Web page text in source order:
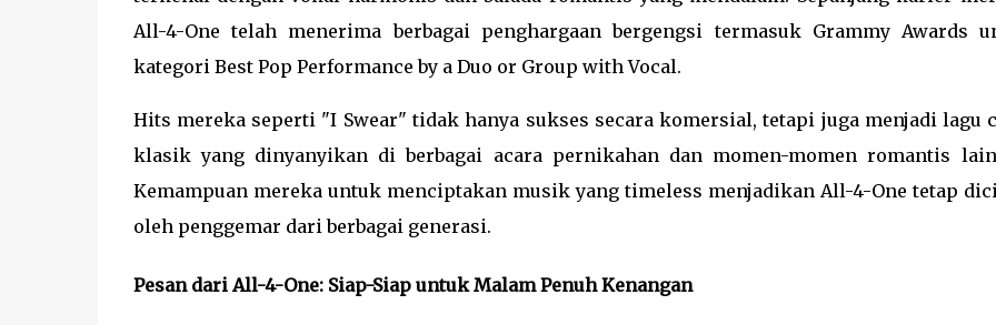
All-4-One telah menerima berbagai penghargaan bergengsi termasuk Grammy Awards
kategori Best Pop Performance by a Duo or Group with Vocal.
Hits mereka seperti "I Swear" tidak hanya sukses secara komersial, tetapi juga menjadi lagu
klasik yang dinyanyikan di berbagai acara pernikahan dan momen-momen romantis
Kemampuan mereka untuk menciptakan musik yang timeless menjadikan All-4-One tetap
oleh penggemar dari berbagai generasi.
Pesan dari All-4-One: Siap-Siap untuk Malam Penuh Kenangan